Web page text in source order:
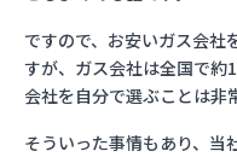
ですので、お安いガス会社
すが、ガス会社は全国で約
会社を自分で選ぶことは非
そういった事情もあり、当